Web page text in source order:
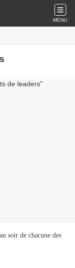
MENU
soir de chacune des